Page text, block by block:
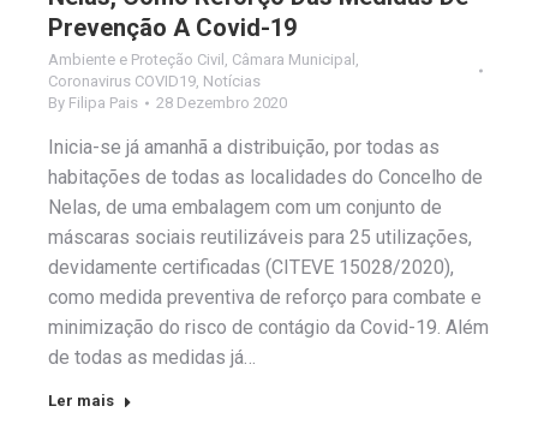
Prevenção A Covid-19
Ambiente e Proteção Civil , Câmara Municipal ,
Coronavirus COVID19, Notícias
By Filipa Pais 28 Dezembro 2020
Inicia-se já amanhã a distribuição, por todas as
habitações de todas as localidades do Concelho de
Nelas, de uma embalagem com um conjunto de
máscaras sociais reutilizáveis para 25 utilizações,
devidamente certificadas (CITEVE 15028/2020),
como medida preventiva de reforço para combate e
minimização do risco de contágio da Covid-19. Além
de todas as medidas já…
Ler mais